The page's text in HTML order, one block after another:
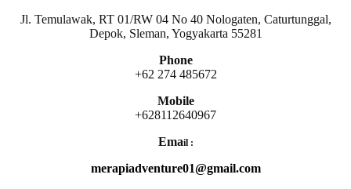
Jl. Temulawak, RT 01/RW 04 No 40 Nologaten, Caturtunggal,
Depok, Sleman, Yogyakarta 55281
Phone
+62 274 485672
Mobile
+628112640967
Email :
merapiadventure01@gmail.com